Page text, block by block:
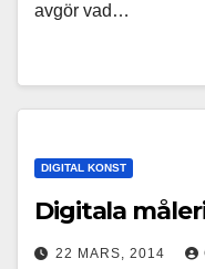
avgör vad…
DIGITAL KONST
Digitala
22 MARS, 2014